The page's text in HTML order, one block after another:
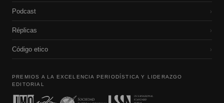
Podcast ›
Réplicas ›
Código etico ›
PREMIOS A LA EXCELENCIA PERIODÍSTICA Y LIDERAZGO
EDITORIAL